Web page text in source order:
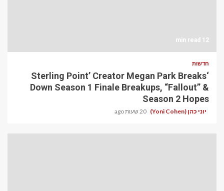
12 min read
חדשות
‘Sterling Point’ Creator Megan Park Breaks
Down Season 1 Finale Breakups, “Fallout” &
Season 2 Hopes
יוני כהן (Yoni Cohen) 20 שעות ago